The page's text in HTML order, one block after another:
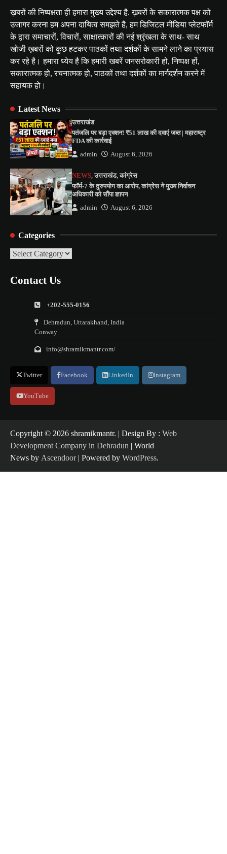
ख़बरों की निष्पक्षता ही हमारा मुख्य उद्देश्य है. ख़बरों के सकारात्मक पक्ष को
उजागर करना हम अपना दायित्व समझते है, हम डिजिटल मीडिया प्लेटफॉर्म
के द्वारा समाचारों, विचारों, साक्षात्कारों की नई श्रृंखला के साथ- साथ
खोजी ख़बरों को कुछ हटकर पाठकों तथा दर्शकों के सामने लाने का प्रयास
कर रहे है। हमारा ध्येय है कि हमारी खबरें जनसरोकारी हो, निष्पक्ष हों,
सकारात्मक हो, रचनात्मक हो, पाठकों तथा दर्शकों का मार्गदर्शन करने में
सहायक हो।
Latest News
उत्तराखंड
पतंजलि पर बड़ा एक्शन! ₹51 लाख की दवाएं जब्त | महाराष्ट्र
FDA की कार्रवाई
admin August 6, 2026
NEWS ,उत्तराखंड,कांग्रेस
फॉर्म-7 के दुरुपयोग का आरोप, कांग्रेस ने मुख्य निर्वाचन
अधिकारी को सौंपा ज्ञापन
admin August 6, 2026
Categories
Categories
Contact Us
+202-555-0156
Dehradun, Uttarakhand, India
Conway
info@shramikmantr.com/
Twitter Facebook LinkedIn Instagram
YouTube
Copyright ©️ 2026 shramikmantr. | Design By : Web
Development Company in Dehradun | World
News by Ascendoor| Powered by WordPress.